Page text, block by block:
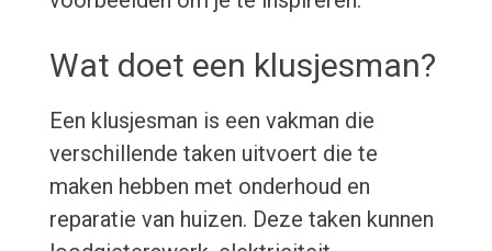
Wat doet een klusjesman?
Een klusjesman is een vakman die
verschillende taken uitvoert die te
maken hebben met onderhoud en
reparatie van huizen. Deze taken kunnen